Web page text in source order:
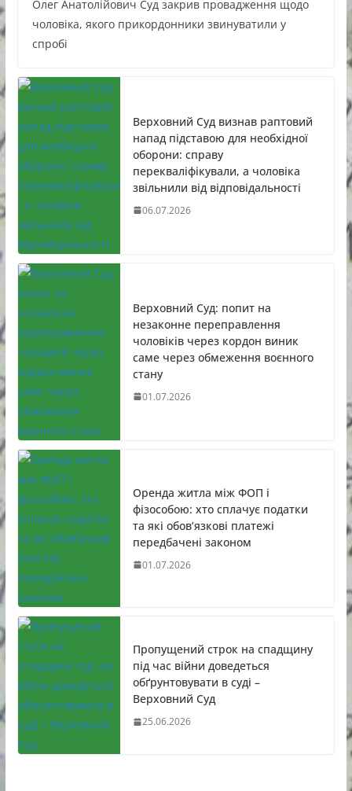
Олег Анатолійович Суд закрив провадження щодо
чоловіка, якого прикордонники звинуватили у
спробі
Верховний Суд визнав раптовий
напад підставою для необхідної
оборони: справу
перекваліфікували, а чоловіка
звільнили від відповідальності
06.07.2026
Верховний Суд: попит на
незаконне переправлення
чоловіків через кордон виник
саме через обмеження воєнного
стану
01.07.2026
Оренда житла між ФОП і
фізособою: хто сплачує податки
та які обов’язкові платежі
передбачені законом
01.07.2026
Пропущений строк на спадщину
під час війни доведеться
обґрунтовувати в суді –
Верховний Суд
25.06.2026